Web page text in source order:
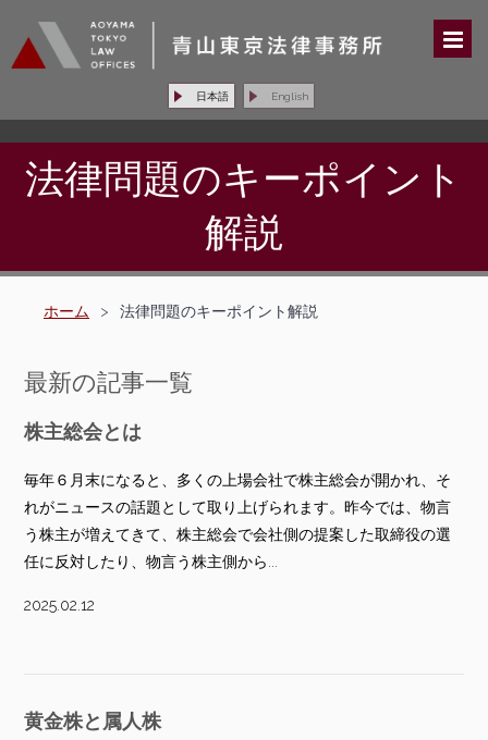
日本語 English
法律問題のキーポイント
解説
ホーム > 法律問題のキーポイント解説
最新の記事一覧
株主総会とは
毎年６月末になると、多くの上場会社で株主総会が開かれ、そ
れがニュースの話題として取り上げられます。昨今では、物言
う株主が増えてきて、株主総会で会社側の提案した取締役の選
任に反対したり、物言う株主側から...
2025.02.12
黄金株と属人株